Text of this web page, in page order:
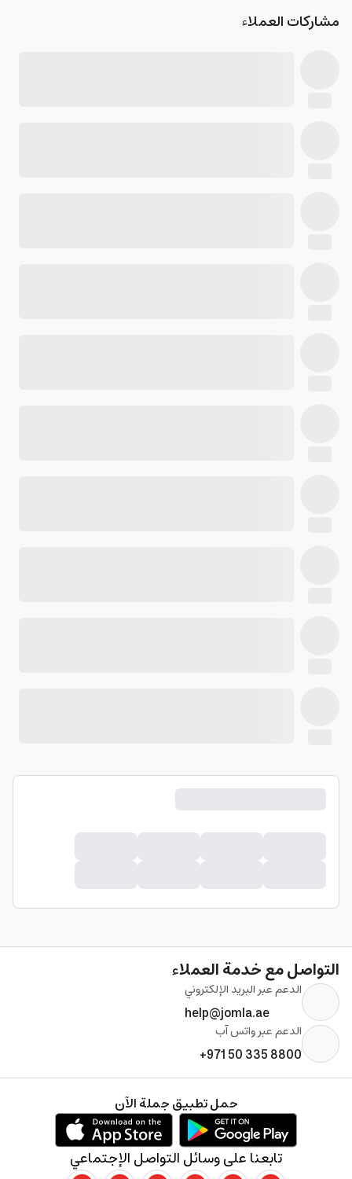
مشاركات العملاء
التواصل مع خدمة العملاء
الدعم عبر البريد الإلكتروني
help@jomla.ae
الدعم عبر واتس آب
+971 50 335 8800
تابعنا على وسائل التواصل الإجتماعي
حمل تطبيق جملة الآن